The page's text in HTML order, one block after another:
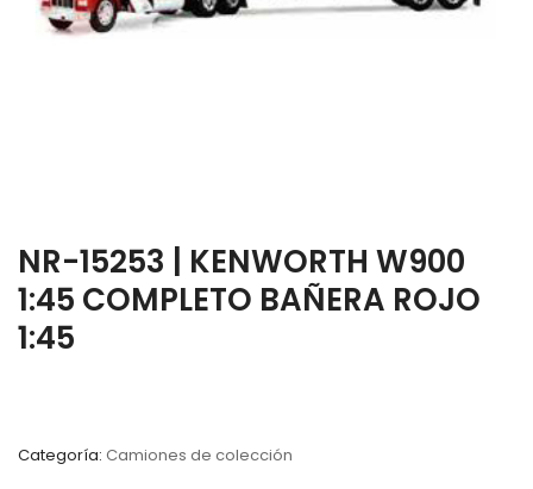
NR-15253 | KENWORTH W900
1:45 COMPLETO BAÑERA ROJO
1:45
Categoría: Camiones de colección